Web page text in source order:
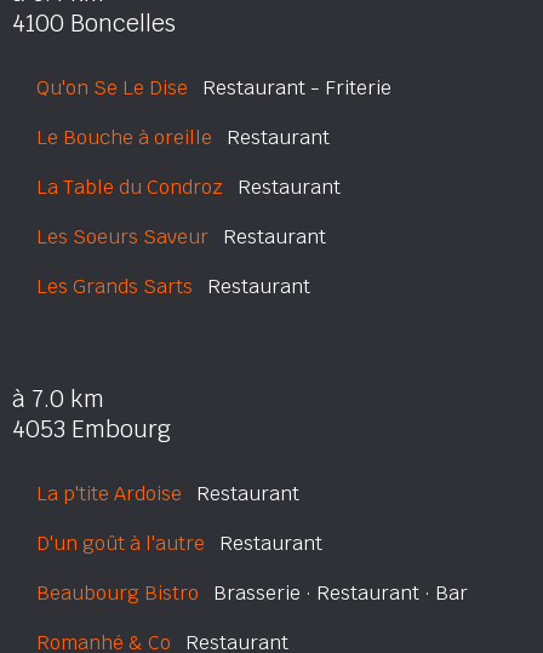
4100 Boncelles
Qu'on Se Le Dise Restaurant - Friterie
Le Bouche à oreille Restaurant
La Table du Condroz Restaurant
Les Soeurs Saveur Restaurant
Les Grands Sarts Restaurant
à 7.0 km
4053 Embourg
La p'tite Ardoise Restaurant
D'un goût à l'autre Restaurant
Beaubourg Bistro Brasserie · Restaurant · Bar
Romanhé & Co Restaurant